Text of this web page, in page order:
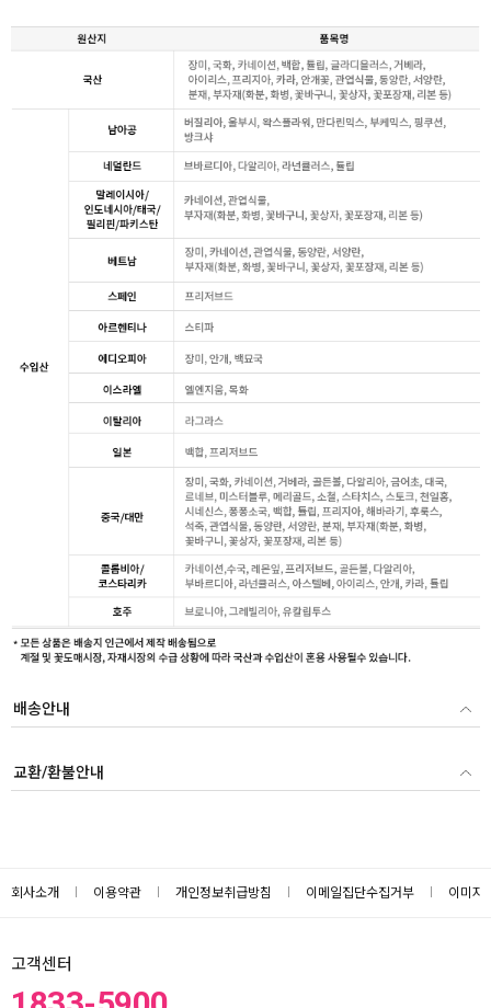
배송안내
교환/환불안내
회사소개 이용약관 개인정보취급방침 이메일집단수집거부 이미지
고객센터